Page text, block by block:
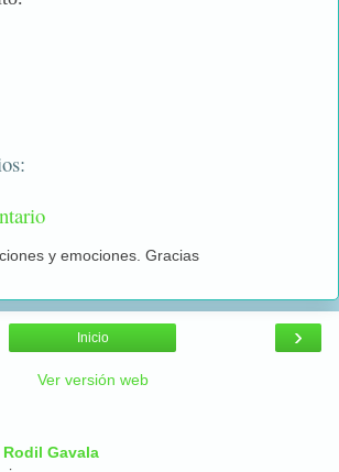
y emociones. Gracias
›
Inicio
Ver versión web
Rodil Gavala